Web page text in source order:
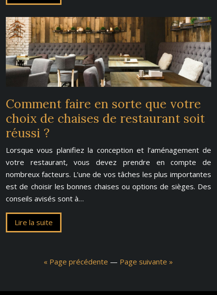
Comment faire en sorte que votre
choix de chaises de restaurant soit
réussi ?
Lorsque vous planifiez la conception et l’aménagement de
votre restaurant, vous devez prendre en compte de
nombreux facteurs. L’une de vos tâches les plus importantes
est de choisir les bonnes chaises ou options de sièges. Des
conseils avisés sont à…
Lire la suite
« Page précédente — Page suivante »